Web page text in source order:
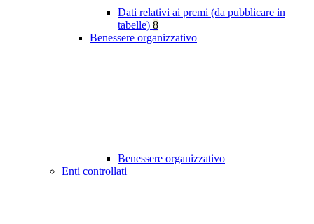
Dati relativi ai premi (da pubblicare in
tabelle) 8
Benessere organizzativo
Benessere organizzativo
Enti controllati